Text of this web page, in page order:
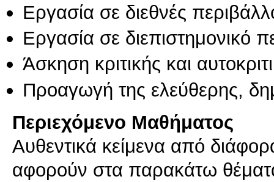
Εργασία σε διεθνές
Εργασία σε διεπιστημονικό
Άσκηση κριτικής και
Προαγωγή της ελεύθερης,
Περιεχόμενο Μαθήματος
Aυθεντικά κείμενα από
αφορούν στα παρακάτω